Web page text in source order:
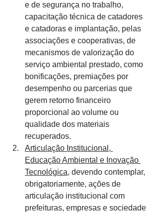
e de segurança no trabalho,
capacitação técnica de catadores
e catadoras e implantação, pelas
associações e cooperativas, de
mecanismos de valorização do
serviço ambiental prestado, como
bonificações, premiações por
desempenho ou parcerias que
gerem retorno financeiro
proporcional ao volume ou
qualidade dos materiais
recuperados.
Articulação Institucional,
Educação Ambiental e Inovação
Tecnológica, devendo contemplar,
obrigatoriamente, ações de
articulação institucional com
prefeituras, empresas e sociedade